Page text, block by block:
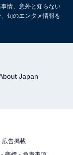
情、意外と知らない
旬のエンタメ情報を
Japan
広告掲載